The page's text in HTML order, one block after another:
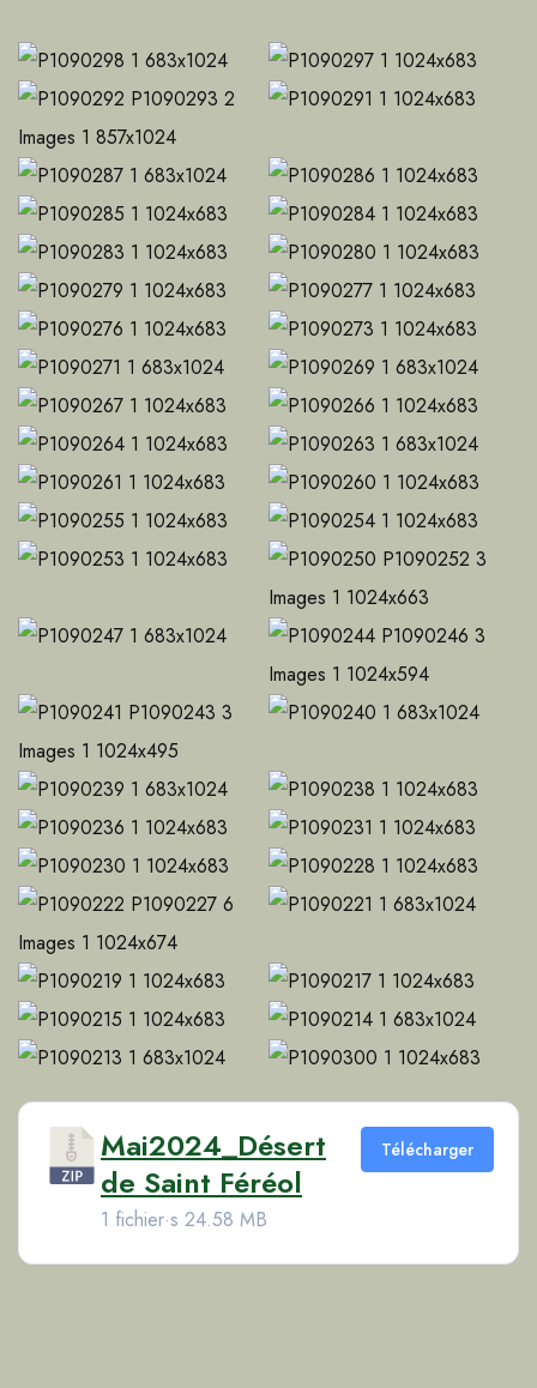
Mai2024_Désert
de Saint Féréol
1 fichier·s 24.58 MB
Télécharger